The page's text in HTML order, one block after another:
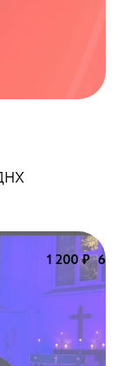
1 200 ₽ 6+